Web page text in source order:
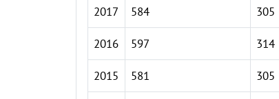
2017 584 305
2016 597 314
2015 581 305